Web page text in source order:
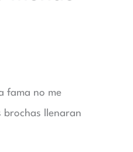
fama no me
brochas llenaran